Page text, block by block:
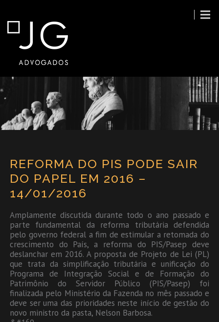
REFORMA DO PIS PODE SAIR
DO PAPEL EM 2016 –
14/01/2016
Amplamente discutida durante todo o ano passado e
parte fundamental da reforma tributária defendida
pelo governo federal a fim de estimular a retomada do
crescimento do País, a reforma do PIS/Pasep deve
deslanchar em 2016. A proposta de Projeto de Lei (PL)
que trata da simplificação tributária e unificação do
Programa de Integração Social e de Formação do
Patrimônio do Servidor Público (PIS/Pasep) foi
finalizada pelo Ministério da Fazenda no mês passado e
deve ser uma das prioridades neste início de gestão do
novo ministro da pasta, Nelson Barbosa.